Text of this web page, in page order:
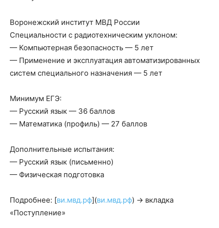
Воронежский институт МВД России
Специальности с радиотехническим уклоном:
— Компьютерная безопасность — 5 лет
— Применение и эксплуатация автоматизированных
систем специального назначения — 5 лет
Минимум ЕГЭ:
— Русский язык — 36 баллов
— Математика (профиль) — 27 баллов
Дополнительные испытания:
— Русский язык (письменно)
— Физическая подготовка
Подробнее: [ви.мвд.рф](ви.мвд.рф) → вкладка
«Поступление»